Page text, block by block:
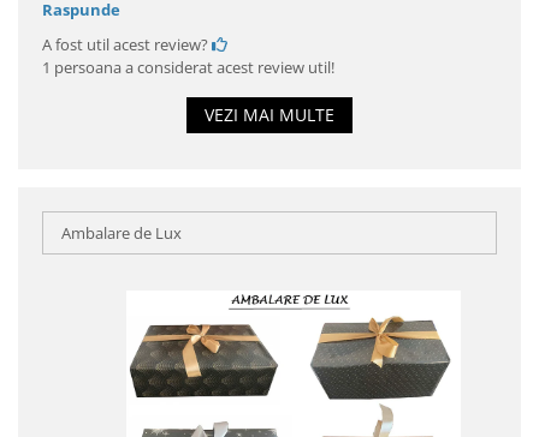
Raspunde
A fost util acest review?
1 persoana a considerat acest review util!
VEZI MAI MULTE
Ambalare de Lux